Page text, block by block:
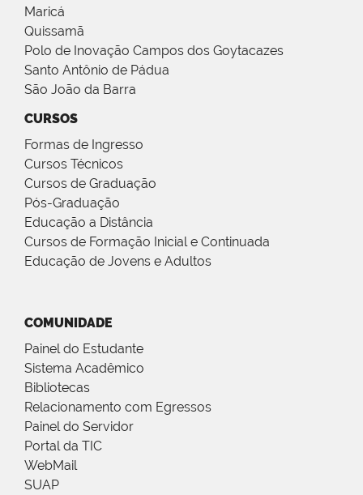
Maricá
Quissamã
Polo de Inovação Campos dos Goytacazes
Santo Antônio de Pádua
São João da Barra
CURSOS
Formas de Ingresso
Cursos Técnicos
Cursos de Graduação
Pós-Graduação
Educação a Distância
Cursos de Formação Inicial e Continuada
Educação de Jovens e Adultos
COMUNIDADE
Painel do Estudante
Sistema Acadêmico
Bibliotecas
Relacionamento com Egressos
Painel do Servidor
Portal da TIC
WebMail
SUAP